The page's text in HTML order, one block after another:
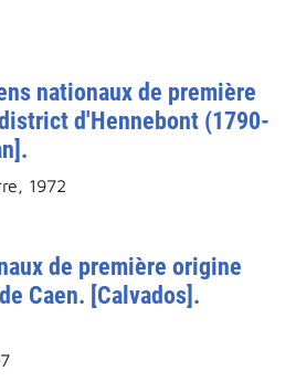
nationaux de première
d'Hennebont (1790-
1972
de première origine
Caen. [Calvados].